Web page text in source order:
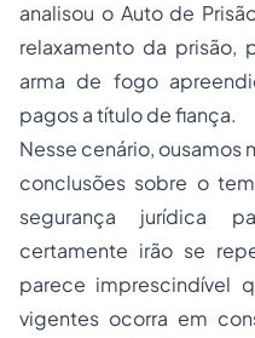
analisou o Auto de
relaxamento da prisão,
arma de fogo
pagos a título de fiança.
Nesse cenário, ousamos
conclusões sobre o
segurança jurídica
certamente irão se
parece imprescindível
vigentes ocorra em